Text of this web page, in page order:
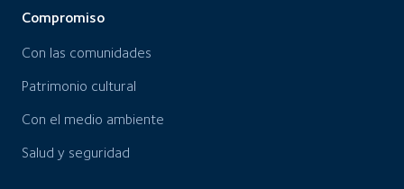
Compromiso
Con las comunidades
Patrimonio cultural
Con el medio ambiente
Salud y seguridad